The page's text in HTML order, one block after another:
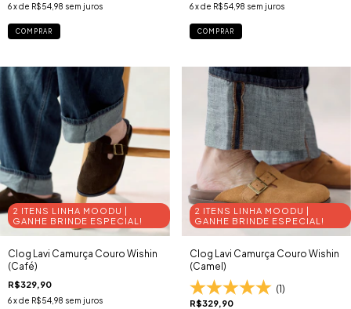
6x de R$54,98 sem juros
COMPRAR
6 x de R$54,98 sem juros
COMPRAR
2 ITENS LINHA MOODU |
GANHE BRINDE ESPECIAL!
Clog Lavi Camurça Couro Wishin
(Café)
R$329,90
6x de R$54,98 sem juros
2 ITENS LINHA MOODU |
GANHE BRINDE ESPECIAL!
Clog Lavi Camurça Couro Wishin
(Camel)
(1)
R$329,90